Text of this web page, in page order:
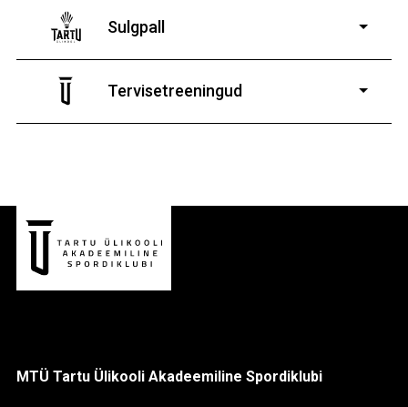
poistele ja tüdrukutele
Sulgpall
poistele ja tüdrukutele
Tervisetreeningud
MTÜ Tartu Ülikooli Akadeemiline Spordiklubi